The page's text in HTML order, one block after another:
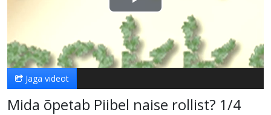
Esita
video
Jaga videot
Mida õpetab Piibel naise rollist? 1/4